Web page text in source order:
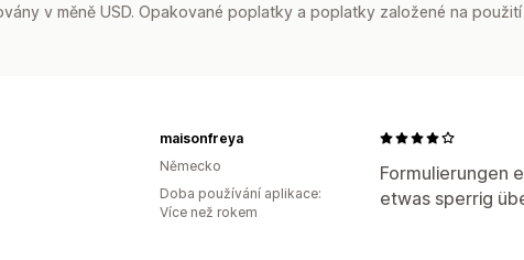
v měně USD. Opakované poplatky a poplatky založené na
Formulierungen
etwas sperrig
maisonfreya
Německo
Doba používání aplikace:
Více než rokem